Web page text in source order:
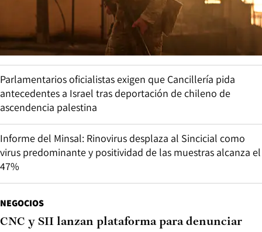
Parlamentarios oficialistas exigen que Cancillería pida
antecedentes a Israel tras deportación de chileno de
ascendencia palestina
Informe del Minsal: Rinovirus desplaza al Sincicial como
virus predominante y positividad de las muestras alcanza el
47%
NEGOCIOS
CNC y SII lanzan plataforma para denunciar